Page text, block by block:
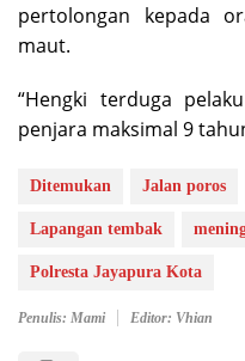
pertolongan kepada
maut.
“Hengki terduga
penjara maksimal 9
Ditemukan Jalan poros
Lapangan tembak
Polresta Jayapura Kota
Penulis: Mami Editor: Vhian